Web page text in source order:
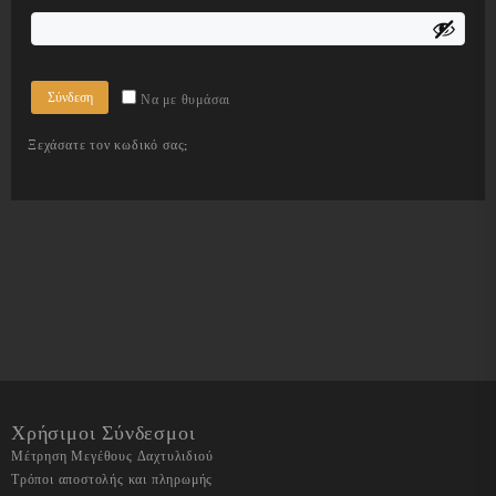
Να με θυμάσαι
Σύνδεση
Ξεχάσατε τον κωδικό σας;
Χρήσιμοι Σύνδεσμοι
Μέτρηση Μεγέθους Δαχτυλιδιού
Τρόποι αποστολής και πληρωμής